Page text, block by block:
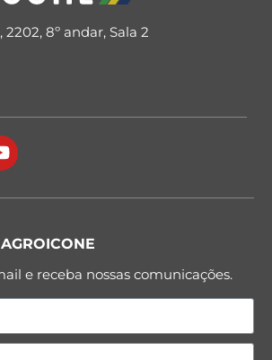
8º andar, Sala 2
e receba nossas comunicações.